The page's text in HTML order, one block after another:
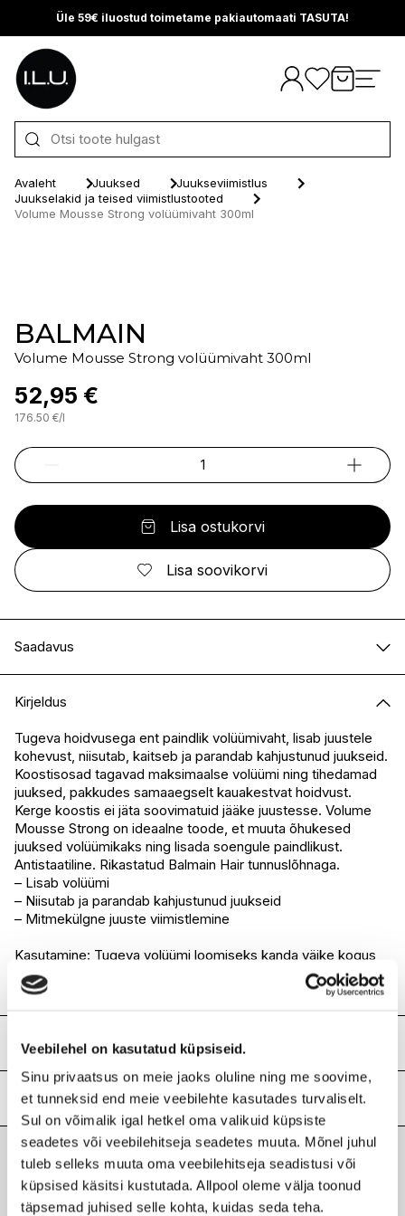
Veebilehel on kasutatud küpsiseid.
Sinu privaatsus on meie jaoks oluline ning me soovime,
et tunneksid end meie veebilehte kasutades turvaliselt.
Sul on võimalik igal hetkel oma valikuid küpsiste
seadetes või veebilehitseja seadetes muuta. Mõnel juhul
tuleb selleks muuta oma veebilehitseja seadistusi või
küpsised käsitsi kustutada. Allpool oleme välja toonud
täpsemad juhised selle kohta, kuidas seda teha.
Üle 59€ iluostud toimetame pakiautomaati TASUTA!
Otse sisu juurde
Avaleht Juuksed
Juukseviimistlus
Juukselakid ja teised viimistlustooted
Volume Mousse Strong volüümivaht 300ml
BALMAIN
Volume Mousse Strong volüümivaht 300ml
52,95 €
176.50 €/l
Lisa ostukorvi
Lisa soovikorvi
Saadavus
I.L.U. Kristiine
I.L.U. Ülemiste
Saadaval
I.L.U. Rocca
Saadaval
I.L.U. Lõunakeskus
Saadaval
I.L.U. Pärnu
Saadaval
Kirjeldus
Tugeva hoidvusega ent paindlik volüümivaht, lisab juustele
kohevust, niisutab, kaitseb ja parandab kahjustunud juukseid.
Koostisosad tagavad maksimaalse volüümi ning tihedamad
juuksed, pakkudes samaaegselt kauakestvat hoidvust.
Kerge koostis ei jäta soovimatuid jääke juustesse. Volume
Mousse Strong on ideaalne toode, et muuta õhukesed
juuksed volüümikaks ning lisada soengule paindlikust.
Antistaatiline. Rikastatud Balmain Hair tunnuslõhnaga.
– Lisab volüümi
– Niisutab ja parandab kahjustunud juukseid
– Mitmekülgne juuste viimistlemine
Kasutamine: Tugeva volüümi loomiseks kanda väike kogus
vahtu oma peopesale, seejärel kanda toode ühtlaselt
niisketesse juustesse ja föönitada kuivaks.
Koostis
Aqua, Polyquaternium- 11, Butane, Propane, Isobutane,
Polyquaternium-16, Bisamino PEG/PPG-41/3 Aminoethyl PG-
Propyl Dimethicone, Silk Amino Acids, Hydrolyzed
Vegetable Protein PG-Propyl Silanetriol, Panthenol, Zingiber
Officinale (Ginger) Root Extract, Butylene Glycol, Betaine,
PEG-12 Dimethicone, Aloe Barbadensis, Anthemis Nobilis,
Propylene Glycol, Rosemary Extract, Cetrimonium Chloride,
Polysorbate 20, Laureth-4, Benzophenone-4, Parfum.
Lisainfo
Kaubamärk
BALMAIN
Laokood
H0177428
Ribakood
8720791752927
Viimati vaadatud tooted